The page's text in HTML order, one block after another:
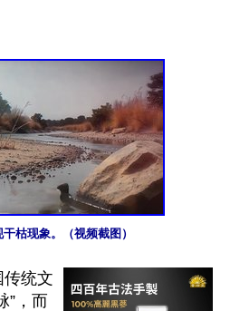
枯现象。（视频截图）
传统文
”，而